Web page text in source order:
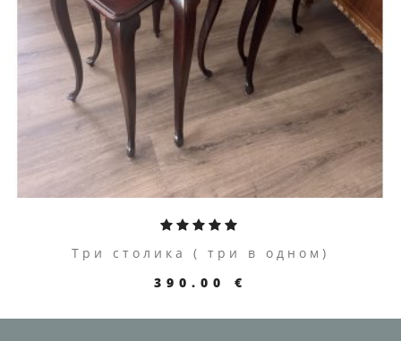
ПЕРЕЙТИ К ТОВАРУ
Три столика ( три в одном)
390.00 €